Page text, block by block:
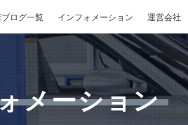
ログ一覧 インフォメーション 運営会社
メーション